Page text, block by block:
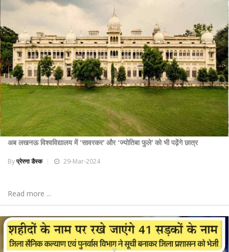
अब लखनऊ विश्वविद्यालय में ‘सावरकर’ और ‘ज्योतिबा फुले’ को भी पढ़ेंगे छात्र
Byप्रेरणा डैस्क 29-Mar-2024
Read more ...